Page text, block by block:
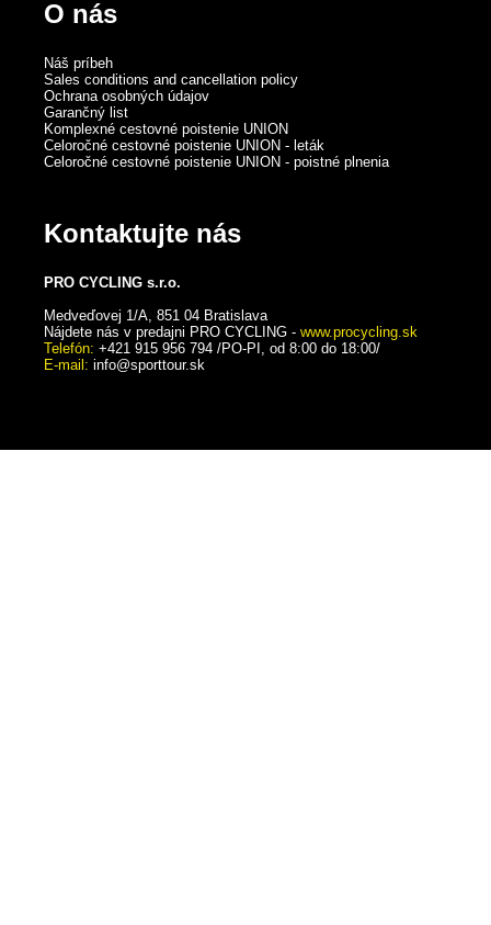
O nás
Náš príbeh
Sales conditions and cancellation policy
Ochrana osobných údajov
Garančný list
Komplexné cestovné poistenie UNION
Celoročné cestovné poistenie UNION - leták
Celoročné cestovné poistenie UNION - poistné plnenia
Kontaktujte nás
PRO CYCLING s.r.o.
Medveďovej 1/A, 851 04 Bratislava
Nájdete nás v predajni PRO CYCLING - www.procycling.sk
Telefón: +421 915 956 794 /PO-PI, od 8:00 do 18:00/
E-mail: info@sporttour.sk